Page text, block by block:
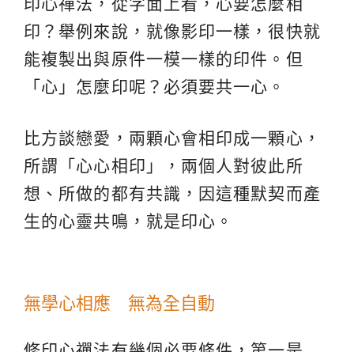
印？舉例來說，就像影印一樣，很快就
能複製出與原件一模一樣的印件。但
「心」怎麼印呢？必須要共一心。
比方談戀愛，兩顆心會相印成一顆心，
所謂「心心相印」，兩個人對彼此所
想、所做的都有共識，因這種默契而產
生的心靈共鳴，就是印心。
無學心相應 無為全自動